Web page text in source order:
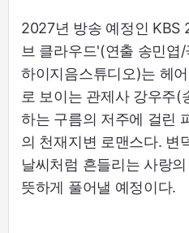
2027년 방송 예정인 KBS
브 클라우드'(연출 송민엽
하이지음스튜디오)는 헤
로 보이는 관제사 강우주(
하는 구름의 저주에 걸린
의 천재지변 로맨스다. 변
날씨처럼 흔들리는 사랑
뜻하게 풀어낼 예정이다.